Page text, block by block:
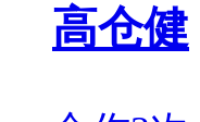
高仓健